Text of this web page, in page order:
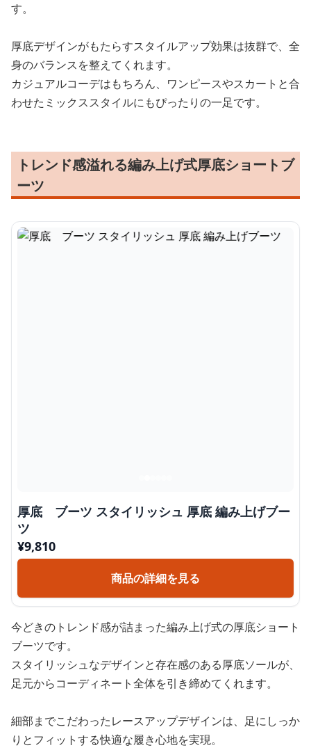
す。
厚底デザインがもたらすスタイルアップ効果は抜群で、全
身のバランスを整えてくれます。
カジュアルコーデはもちろん、ワンピースやスカートと合
わせたミックススタイルにもぴったりの一足です。
トレンド感溢れる編み上げ式厚底ショートブ
ーツ
厚底 ブーツ スタイリッシュ 厚底 編み上げブー
ツ
¥9,810
商品の詳細を見る
今どきのトレンド感が詰まった編み上げ式の厚底ショート
ブーツです。
スタイリッシュなデザインと存在感のある厚底ソールが、
足元からコーディネート全体を引き締めてくれます。
細部までこだわったレースアップデザインは、足にしっか
りとフィットする快適な履き心地を実現。